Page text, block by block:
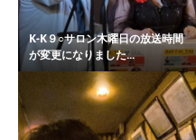
K-K９○サロン木曜日の放送時間
が変更になりました...